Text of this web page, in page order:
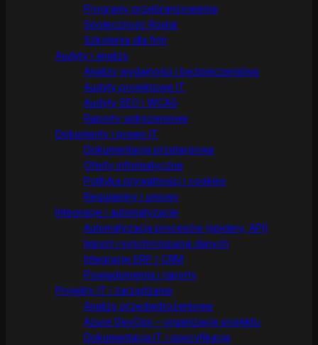
Programy przebranżowienia
Społeczność Rostar
Szkolenia dla firm
Audyty i analizy
Analizy wydajności i bezpieczeństwa
Audyty projektowe IT
Audyty SEO i WCAG
Raporty wdrożeniowe
Dokumenty i prawo IT
Dokumentacja przetargowa
Oferty informatyczne
Polityka prywatności i cookies
Regulaminy i umowy
Integracje i automatyzacje
Automatyzacja procesów (spidery, API)
Import i synchronizacja danych
Integracje ERP / CRM
Powiadomienia i raporty
Projekty IT i zarządzanie
Analizy przedwdrożeniowe
Azure DevOps – organizacja projektu
Dokumentacja IT i specyfikacje